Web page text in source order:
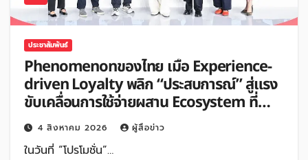
ประชาสัมพันธ์
Phenomenonของไทย เมื่อ Experience-
driven Loyalty พลิก “ประสบการณ์” สู่แรง
ขับเคลื่อนการใช้จ่ายผสาน Ecosystem ที่
แข็งแกร่งของกลุ่มเซ็นทรัล สร้างยอดขาย
สูงสุดในรอบ 3 ปี
4 สิงหาคม 2026 ผู้สื่อข่าว
ในวันที่ “โปรโมชั่น”…